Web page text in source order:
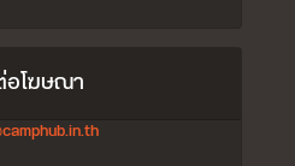
โฆษณา